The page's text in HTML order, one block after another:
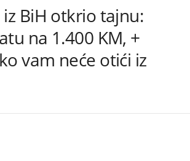
BiH otkrio tajnu:
na 1.400 KM, +
vam neće otići iz